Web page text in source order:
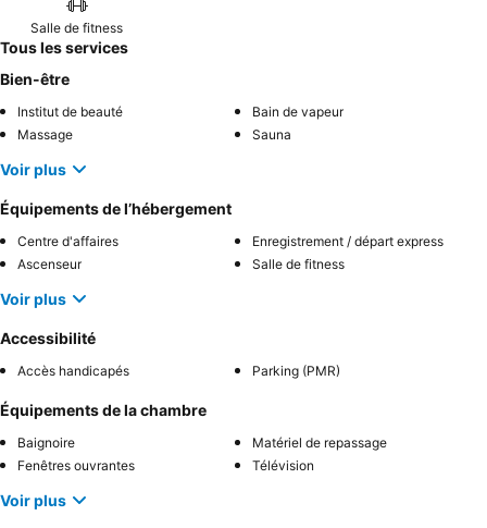
Salle de fitness
Tous les services
Bien-être
Institut de beauté
Bain de vapeur
Massage
Sauna
Voir plus
Équipements de l’hébergement
Centre d'affaires
Enregistrement / départ express
Ascenseur
Salle de fitness
Voir plus
Accessibilité
Accès handicapés Parking (PMR)
Équipements de la chambre
Baignoire
Matériel de repassage
Fenêtres ouvrantes
Télévision
Voir plus